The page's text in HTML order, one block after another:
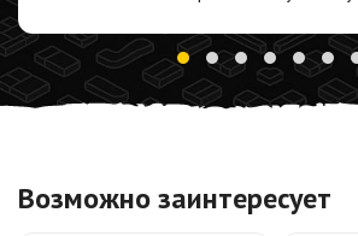
Возможно заинтересует